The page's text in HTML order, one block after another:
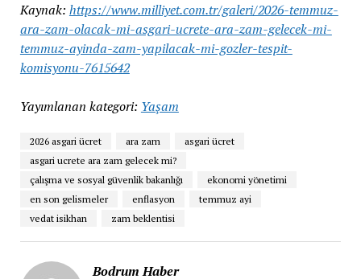
Kaynak: https://www.milliyet.com.tr/galeri/2026-temmuz-
ara-zam-olacak-mi-asgari-ucrete-ara-zam-gelecek-mi-
temmuz-ayinda-zam-yapilacak-mi-gozler-tespit-
komisyonu-7615642
Yayımlanan kategori: Yaşam
2026 asgari ücret ara zam
asgari ücret
asgari ucrete ara zam gelecek mi?
çalışma ve sosyal güvenlik bakanlığı
ekonomi yönetimi
en son gelismeler
enflasyon
temmuz ayi
vedat isikhan
zam beklentisi
Bodrum Haber